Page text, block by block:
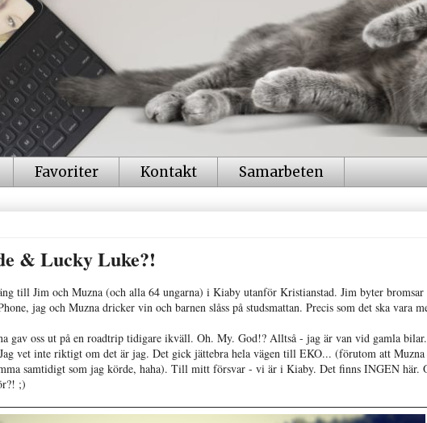
Favoriter Kontakt Samarbeten
& Lucky Luke?!
till Jim och Muzna (och alla 64 ungarna) i Kiaby utanför Kristianstad. Jim byter
jag och Muzna dricker vin och barnen slåss på studsmattan. Precis som det ska vara
gav oss ut på en roadtrip tidigare ikväll. Oh. My. God!? Alltså - jag är van vid gamla
vet inte riktigt om det är jag. Det gick jättebra hela vägen till EKO... (förutom att
samtidigt som jag körde, haha). Till mitt försvar - vi är i Kiaby. Det finns INGEN här.
;)